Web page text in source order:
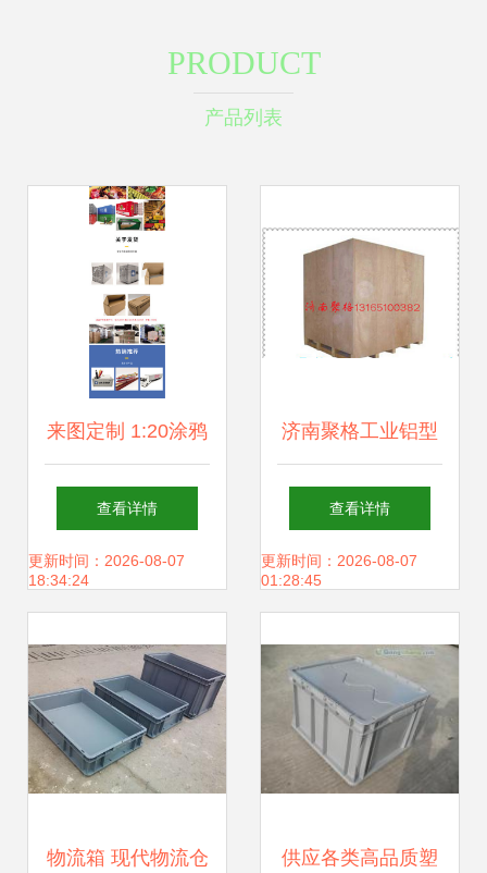
PRODUCT
产品列表
来图定制 1:20涂鸦
集装箱模型——海
艺坊传统涂鸦集装
查看详情
更新时间：2026-08-07
18:34:24
济南聚格工业铝型
材 专业定制木包装
箱，高清细节尽显
查看详情
更新时间：2026-08-07
01:28:45
物流箱 现代物流仓 供应各类高品质塑